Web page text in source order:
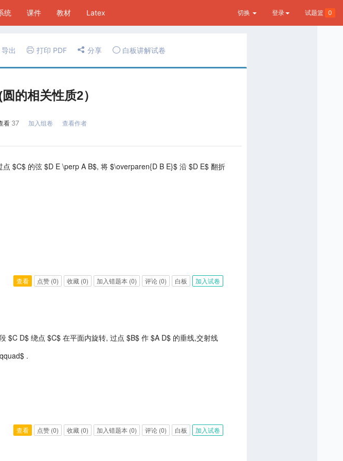
统 课件 教材 Latex 切换 登录 试题篮 0
导出 打印 PDF 分享 白板讲解试卷
的相关性质2）
37 加入组卷 查看作者
$C$ 的弦 $D E \perp A B$, 将 $\overparen{D B E}$ 沿 $D E$ 翻折
查看 点赞 (0) 收藏 (0) 加入错题本 (0) 评论 (0) 白板 加入试卷
$C D$ 绕点 $C$ 在平面内旋转, 过点 $B$ 作 $A D$ 的垂线,交射线
.
查看 点赞 (0) 收藏 (0) 加入错题本 (0) 评论 (0) 白板 加入试卷